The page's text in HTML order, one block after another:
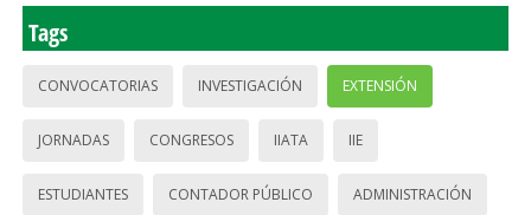
Tags
CONVOCATORIAS INVESTIGACIÓN EXTENSIÓN
JORNADAS CONGRESOS IIATA IIE
ESTUDIANTES CONTADOR PÚBLICO ADMINISTRACIÓN